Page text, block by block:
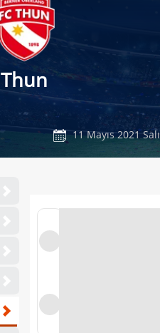
Thun
11 Mayıs 2021 Salı